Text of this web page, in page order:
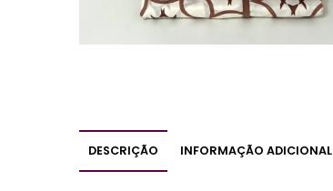
DESCRIÇÃO INFORMAÇÃO ADICIONAL